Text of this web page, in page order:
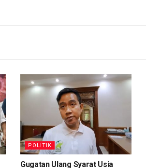
POLITIK
Gugatan Ulang Syarat Usia